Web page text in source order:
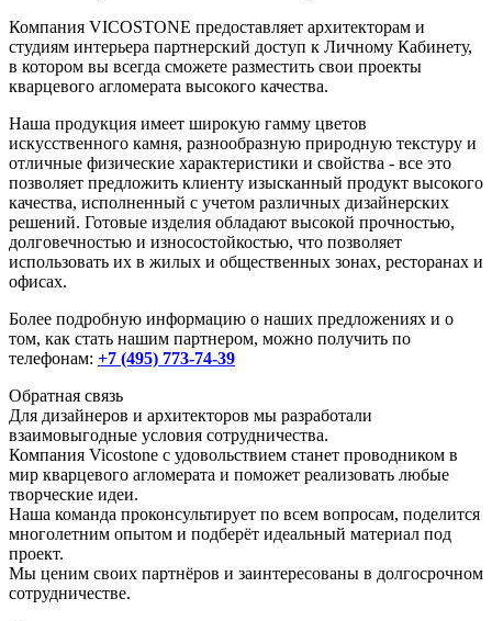
Компания VICOSTONE предоставляет архитекторам и
студиям интерьера партнерский доступ к Личному Кабинету,
в котором вы всегда сможете разместить свои проекты
кварцевого агломерата высокого качества.
Наша продукция имеет широкую гамму цветов
искусственного камня, разнообразную природную текстуру и
отличные физические характеристики и свойства - все это
позволяет предложить клиенту изысканный продукт высокого
качества, исполненный с учетом различных дизайнерских
решений. Готовые изделия обладают высокой прочностью,
долговечностью и износостойкостью, что позволяет
использовать их в жилых и общественных зонах, ресторанах и
офисах.
Более подробную информацию о наших предложениях и о
том, как стать нашим партнером, можно получить по
телефонам: +7 (495) 773-74-39
Обратная связь
Для дизайнеров и архитекторов мы разработали
взаимовыгодные условия сотрудничества.
Компания Vicostone с удовольствием станет проводником в
мир кварцевого агломерата и поможет реализовать любые
творческие идеи.
Наша команда проконсультирует по всем вопросам, поделится
многолетним опытом и подберёт идеальный материал под
проект.
Мы ценим своих партнёров и заинтересованы в долгосрочном
сотрудничестве.